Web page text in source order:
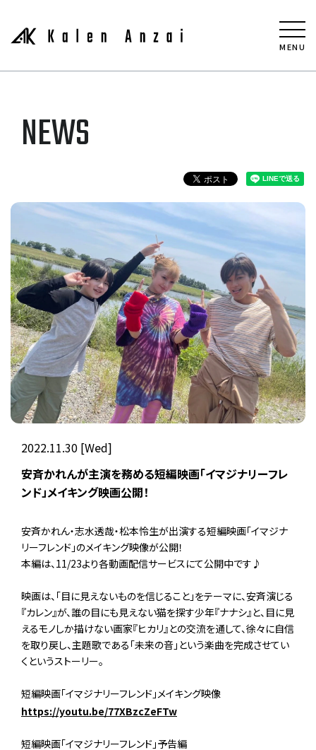
MENU
NEWS
2022.11.30 [Wed]
安斉かれんが主演を務める短編映画「イマジナリーフレ
ンド」メイキング映画公開！
安斉かれん・志水透哉・松本怜生が出演する短編映画「イマジナ
リーフレンド」のメイキング映像が公開！
本編は、11/23より各動画配信サービスにて公開中です♪
映画は、「目に見えないものを信じること」をテーマに、安斉演じる
『カレン』が、誰の目にも見えない猫を探す少年『ナナシ』と、目に見
えるモノしか描けない画家『ヒカリ』との交流を通して、徐々に自信
を取り戻し、主題歌である「未来の音」という楽曲を完成させてい
くというストーリー。
短編映画「イマジナリーフレンド」メイキング映像
https://youtu.be/77XBzcZeFTw
短編映画「イマジナリーフレンド」予告編